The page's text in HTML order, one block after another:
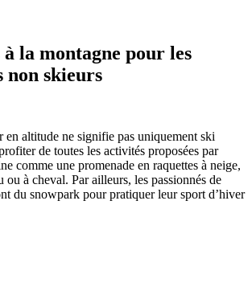
la montagne pour les
non skieurs
en altitude ne signifie pas uniquement ski
de toutes les activités proposées par
comme une promenade en raquettes à neige,
ou à cheval. Par ailleurs, les passionnés de
du snowpark pour pratiquer leur sport d’hiver